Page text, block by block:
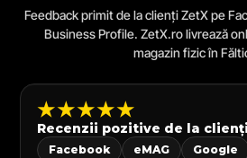
Feedback primit de la clienți ZetX pe
Business Profile. ZetX.ro livrează
magazin fizic în
★★★★★
Recenzii pozitive de la clienți
Facebook eMAG Google